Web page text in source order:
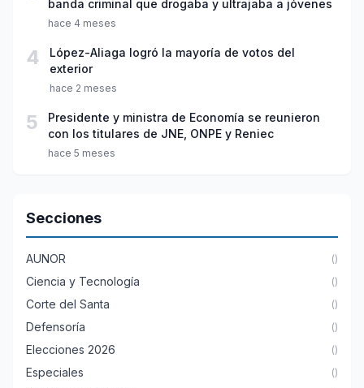
banda criminal que drogaba y ultrajaba a jóvenes
hace 4 meses
4
López-Aliaga logró la mayoría de votos del
exterior
hace 2 meses
5
Presidente y ministra de Economía se reunieron
con los titulares de JNE, ONPE y Reniec
hace 5 meses
Secciones
AUNOR ()
Ciencia y Tecnología ()
Corte del Santa ()
Defensoría ()
Elecciones 2026 ()
Especiales ()